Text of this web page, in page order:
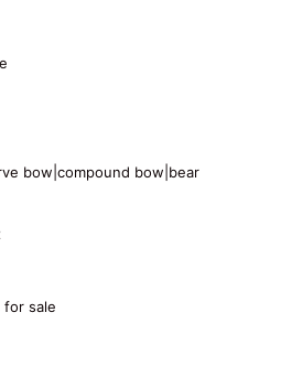
bow|compound bow|bear
for sale